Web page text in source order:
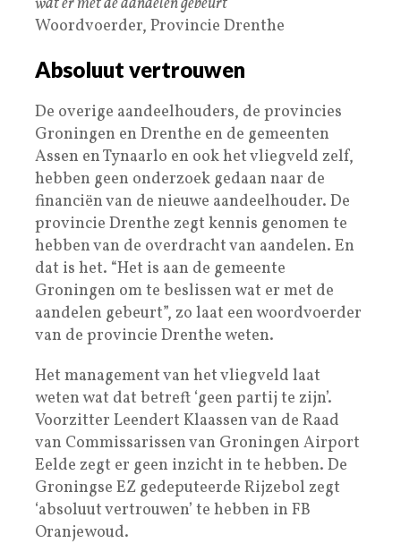
Woordvoerder, Provincie Drenthe
Absoluut vertrouwen
De overige aandeelhouders, de provincies
Groningen en Drenthe en de gemeenten
Assen en Tynaarlo en ook het vliegveld zelf,
hebben geen onderzoek gedaan naar de
financiën van de nieuwe aandeelhouder. De
provincie Drenthe zegt kennis genomen te
hebben van de overdracht van aandelen. En
dat is het. “Het is aan de gemeente
Groningen om te beslissen wat er met de
aandelen gebeurt”, zo laat een woordvoerder
van de provincie Drenthe weten.
Het management van het vliegveld laat
weten wat dat betreft ‘geen partij te zijn’.
Voorzitter Leendert Klaassen van de Raad
van Commissarissen van Groningen Airport
Eelde zegt er geen inzicht in te hebben. De
Groningse EZ gedeputeerde Rijzebol zegt
‘absoluut vertrouwen’ te hebben in FB
Oranjewoud.